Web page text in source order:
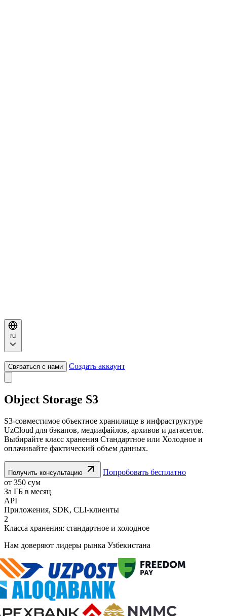
ru
Связаться с нами Создать аккаунт
Object Storage S3
S3-совместимое объектное хранилище в инфраструктуре
UzCloud для бэкапов, медиафайлов, архивов и датасетов.
Выбирайте класс хранения Стандартное или Холодное и
оплачивайте фактический объем данных.
Получить консультацию
Попробовать бесплатно
от 350 сум
За ГБ в месяц
API
Приложения, SDK, CLI-клиенты
2
Класса хранения: стандартное и холодное
Нам доверяют лидеры рынка Узбекистана